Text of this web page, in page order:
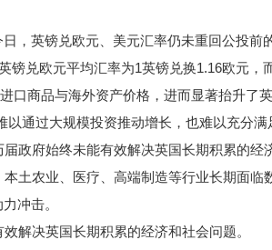
英镑兑欧元、美元汇率仍未重回公投前
镑兑欧元平均汇率为1英镑兑换1.16欧元，
商品与海外资产价格，进而显著抬升了英
通过大规模投资推动增长，也难以充分满
政府始终未能有效解决英国长期积累的经
土农业、医疗、高端制造等行业长期面临
冲击。
解决英国长期积累的经济和社会问题。